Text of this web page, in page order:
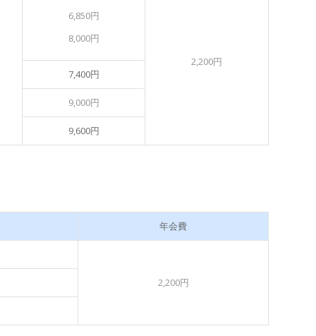
6,850円
8,000円
2,200円
7,400円
9,000円
9,600円
年会費
2,200円